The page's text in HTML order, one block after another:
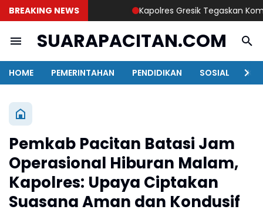
BREAKING NEWS Kapolres Gresik Tegaskan
SUARAPACITAN.COM
HOME PEMERINTAHAN PENDIDIKAN SOSIAL
Pemkab Pacitan Batasi Jam
Operasional Hiburan Malam,
Kapolres: Upaya Ciptakan
Suasana Aman dan Kondusif